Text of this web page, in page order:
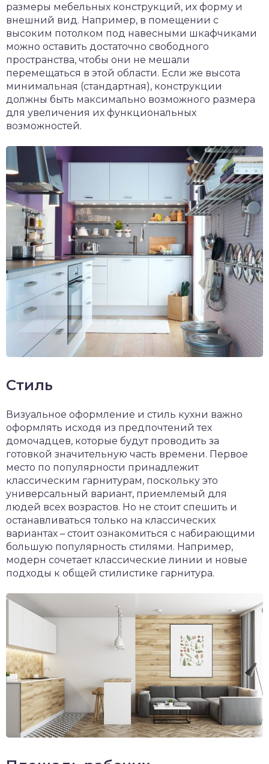
размеры мебельных конструкций, их форму и
внешний вид. Например, в помещении с
высоким потолком под навесными шкафчиками
можно оставить достаточно свободного
пространства, чтобы они не мешали
перемещаться в этой области. Если же высота
минимальная (стандартная), конструкции
должны быть максимально возможного размера
для увеличения их функциональных
возможностей.
Стиль
Визуальное оформление и стиль кухни важно
оформлять исходя из предпочтений тех
домочадцев, которые будут проводить за
готовкой значительную часть времени. Первое
место по популярности принадлежит
классическим гарнитурам, поскольку это
универсальный вариант, приемлемый для
людей всех возрастов. Но не стоит спешить и
останавливаться только на классических
вариантах – стоит ознакомиться с набирающими
большую популярность стилями. Например,
модерн сочетает классические линии и новые
подходы к общей стилистике гарнитура.